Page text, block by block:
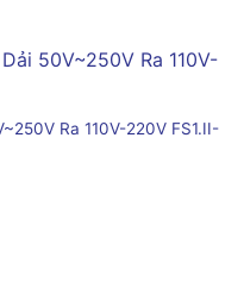
Ra 110V-220V FS1.II-